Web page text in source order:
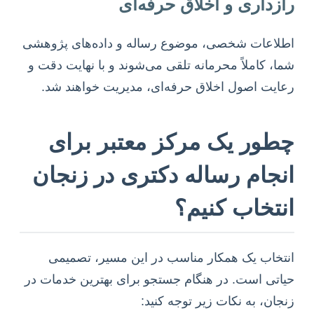
رازداری و اخلاق حرفه‌ای
اطلاعات شخصی، موضوع رساله و داده‌های پژوهشی
شما، کاملاً محرمانه تلقی می‌شوند و با نهایت دقت و
رعایت اصول اخلاق حرفه‌ای، مدیریت خواهند شد.
چطور یک مرکز معتبر برای
انجام رساله دکتری در زنجان
انتخاب کنیم؟
انتخاب یک همکار مناسب در این مسیر، تصمیمی
حیاتی است. در هنگام جستجو برای بهترین خدمات در
زنجان، به نکات زیر توجه کنید: